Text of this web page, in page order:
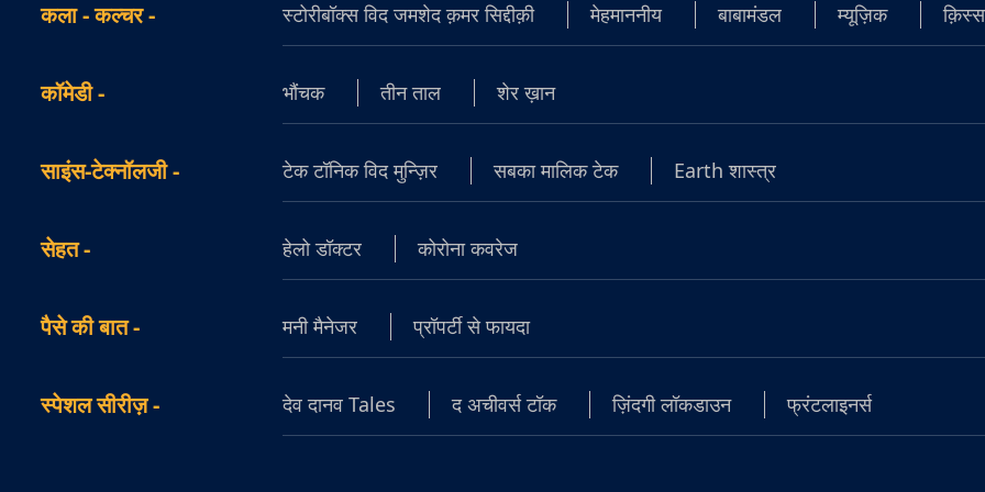
कला - कल्चर- स्टोरीबॉक्स विद जमशेद क़मर सिद्दीक़ी मेहमाननीय बाबामंडल म्यूज़िक
कॉमेडी- भौंचक तीन ताल शेर ख़ान
साइंस-टेक्नॉलजी- टेक टॉनिक विद मुन्ज़िर सबका मालिक टेक Earth शास्त्र
सेहत- हेलो डॉक्टर कोरोना कवरेज
पैसे की बात- मनी मैनेजर प्रॉपर्टी से फायदा
स्पेशल सीरीज़- देव दानव Tales द अचीवर्स टॉक ज़िंदगी लॉकडाउन फ्रंटलाइनर्स